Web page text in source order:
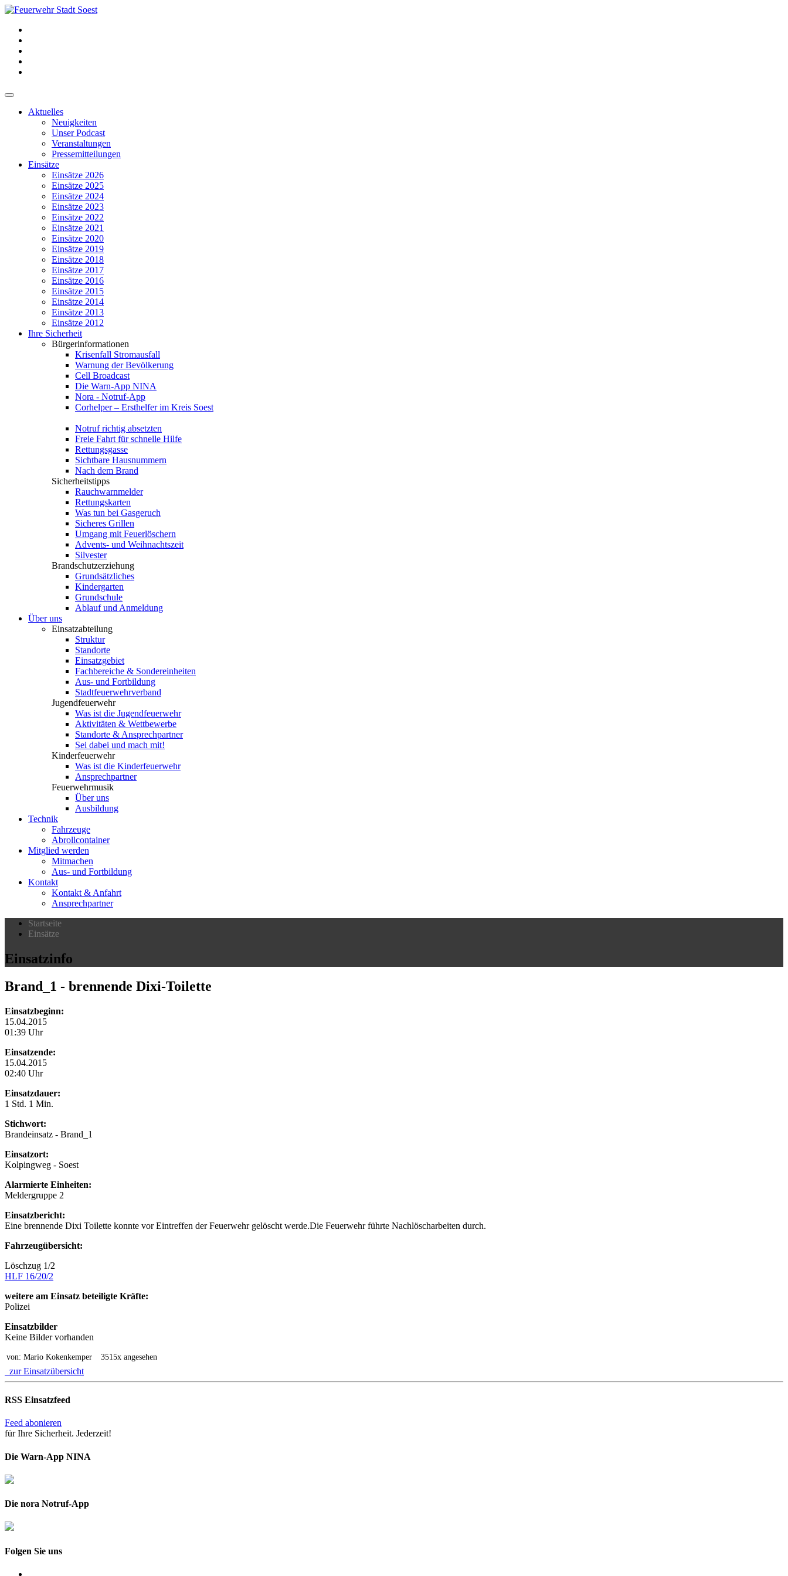
Aktuelles
Neuigkeiten
Unser Podcast
Veranstaltungen
Pressemitteilungen
Einsätze
Einsätze 2026
Einsätze 2025
Einsätze 2024
Einsätze 2023
Einsätze 2022
Einsätze 2021
Einsätze 2020
Einsätze 2019
Einsätze 2018
Einsätze 2017
Einsätze 2016
Einsätze 2015
Einsätze 2014
Einsätze 2013
Einsätze 2012
Ihre Sicherheit
Bürgerinformationen
Krisenfall Stromausfall
Warnung der Bevölkerung
Cell Broadcast
Die Warn-App NINA
Nora - Notruf-App
Corhelper – Ersthelfer im Kreis Soest
Notruf richtig absetzten
Freie Fahrt für schnelle Hilfe
Rettungsgasse
Sichtbare Hausnummern
Nach dem Brand
Sicherheitstipps
Rauchwarnmelder
Rettungskarten
Was tun bei Gasgeruch
Sicheres Grillen
Umgang mit Feuerlöschern
Advents- und Weihnachtszeit
Silvester
Brandschutzerziehung
Grundsätzliches
Kindergarten
Grundschule
Ablauf und Anmeldung
Über uns
Einsatzabteilung
Struktur
Standorte
Einsatzgebiet
Fachbereiche & Sondereinheiten
Aus- und Fortbildung
Stadtfeuerwehrverband
Jugendfeuerwehr
Was ist die Jugendfeuerwehr
Aktivitäten & Wettbewerbe
Standorte & Ansprechpartner
Sei dabei und mach mit!
Kinderfeuerwehr
Was ist die Kinderfeuerwehr
Ansprechpartner
Feuerwehrmusik
Über uns
Ausbildung
Technik
Fahrzeuge
Abrollcontainer
Mitglied werden
Mitmachen
Aus- und Fortbildung
Kontakt
Kontakt & Anfahrt
Ansprechpartner
Startseite
Einsätze
Einsatzinfo
Brand_1 - brennende Dixi-Toilette
Einsatzbeginn:
15.04.2015
01:39 Uhr
Einsatzende:
15.04.2015
02:40 Uhr
Einsatzdauer:
1 Std. 1 Min.
Stichwort:
Brandeinsatz - Brand_1
Einsatzort:
Kolpingweg - Soest
Alarmierte Einheiten:
Meldergruppe 2
Einsatzbericht:
Eine brennende Dixi Toilette konnte vor Eintreffen der Feuerwehr gelöscht werde.Die Feuerwehr führte Nachlöscharbeiten durch.
Fahrzeugübersicht:
Löschzug 1/2
HLF 16/20/2
weitere am Einsatz beteiligte Kräfte:
Polizei
Einsatzbilder
Keine Bilder vorhanden
von: Mario Kokenkemper 3515x angesehen
zur Einsatzübersicht
RSS Einsatzfeed
Feed abonieren
für Ihre Sicherheit. Jederzeit!
Die Warn-App NINA
Die nora Notruf-App
Folgen Sie uns